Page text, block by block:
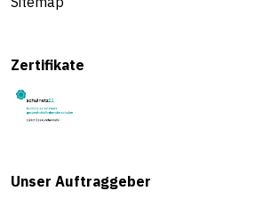
Zertifikate
Unser Auftraggeber